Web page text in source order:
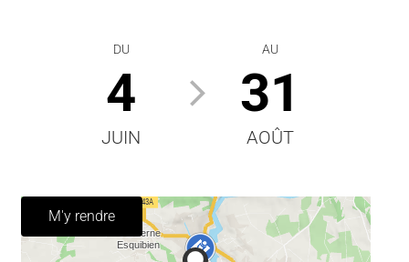
DU
4
JUIN
AU
31
AOÛT
M'y rendre